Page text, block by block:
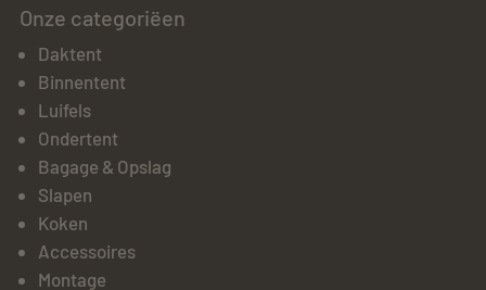
Onze categoriëen
Daktent
Binnentent
Luifels
Ondertent
Bagage & Opslag
Slapen
Koken
Accessoires
Montage